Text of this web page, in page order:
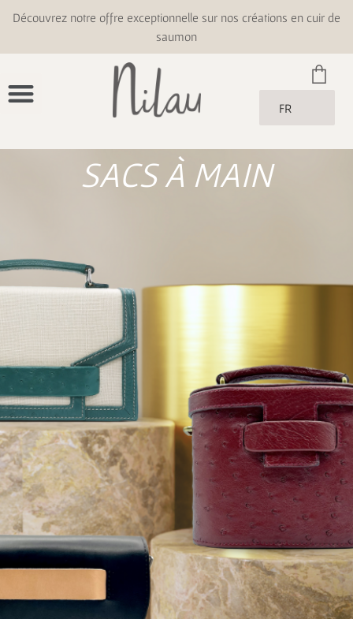
Découvrez notre offre exceptionnelle sur nos créations en cuir de
saumon
FR
SACS À MAIN